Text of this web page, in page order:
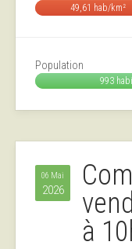
49,61 hab/km²
Population
993
06 Mai
2026
à